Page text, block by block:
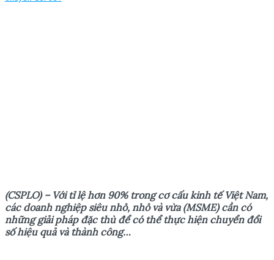
(CSPLO) – Với tỉlệhơn 90% trong cơcấu kinh tếViệt Nam,
các doanh nghiệp siêu nhỏ, nhỏvà vừa (MSME) cần có
những giải pháp đặc thù đểcó thểthực hiện chuyển đổi
sốhiệu quảvà thành công…